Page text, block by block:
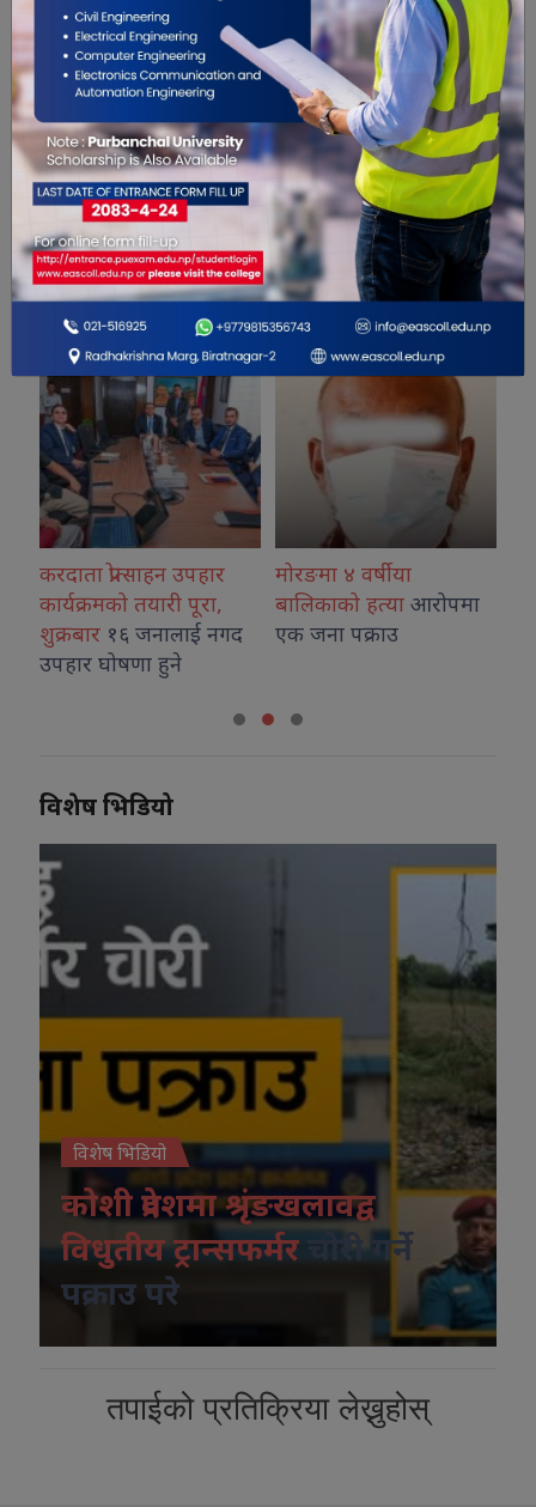
सम्बंधित खबरहरु
करदाता प्रोत्साहन उपहार
कार्यक्रमको तयारी पूरा,
शुक्रबार १६ जनालाई नगद
उपहार घोषणा हुने
मोरङमा ४ वर्षीया
बालिकाको हत्या आरोपमा
एक जना पक्राउ
विशेष भिडियो
विशेष भिडियो
कोशी प्रदेशमा श्रृंङखलावद्व
विधुतीय ट्रान्सफर्मर
चोरी गर्ने
पक्राउ परे
तपाईको प्रतिक्रिया लेख्नुहोस्